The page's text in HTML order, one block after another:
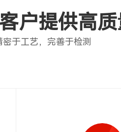
户提供高
于工艺，完善于检测